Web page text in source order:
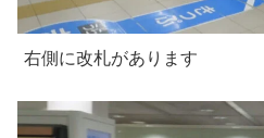
右側に改札があります